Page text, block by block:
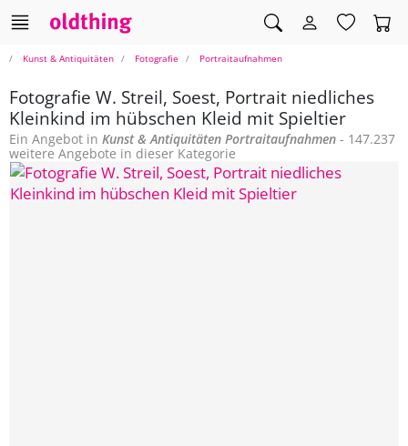
Kunst & Antiquitäten Fotografie Portraitaufnahmen
Fotografie W. Streil, Soest, Portrait niedliches
Kleinkind im hübschen Kleid mit Spieltier
Ein Angebot in Kunst & Antiquitäten Portraitaufnahmen - 147.237
weitere Angebote in dieser Kategorie